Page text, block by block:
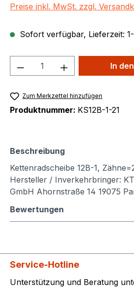
Preise inkl. MwSt. zzgl.
Sofort verfügbar, Lieferzeit:
Produkt Anzahl: Gib
In
Zum Merkzettel hinzufügen
Produktnummer: KS12B-1-21
Beschreibung
Kettenradscheibe 12B-1,
Hersteller / Inverkehrbringer:
GmbH Ahornstraße 14 19075
Bewertungen
Service-Hotline
Unterstützung und Beratung